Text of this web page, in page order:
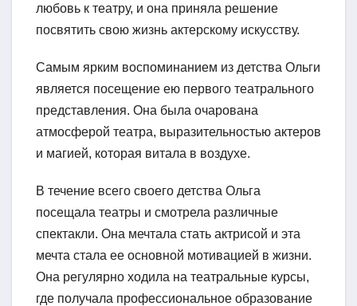
любовь к театру, и она приняла решение
посвятить свою жизнь актерскому искусству.
Самым ярким воспоминанием из детства Ольги
является посещение ею первого театрального
представления. Она была очарована
атмосферой театра, выразительностью актеров
и магией, которая витала в воздухе.
В течение всего своего детства Ольга
посещала театры и смотрела различные
спектакли. Она мечтала стать актрисой и эта
мечта стала ее основной мотивацией в жизни.
Она регулярно ходила на театральные курсы,
где получала профессиональное образование